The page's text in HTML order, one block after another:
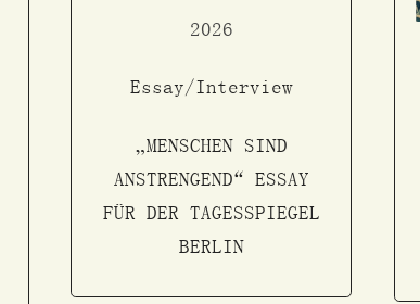
2026
Essay/Interview
„MENSCHEN SIND
ANSTRENGEND“ ESSAY
FÜR DER TAGESSPIEGEL
BERLIN